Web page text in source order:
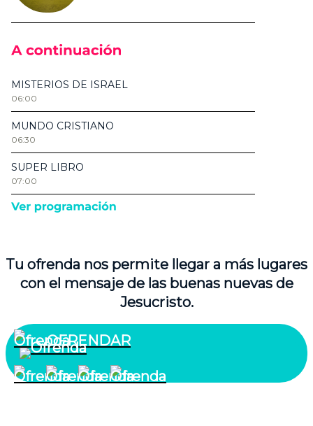
Tu ofrenda nos permite llegar a más lugares
con el mensaje de las buenas nuevas de
Jesucristo.
OFRENDAR